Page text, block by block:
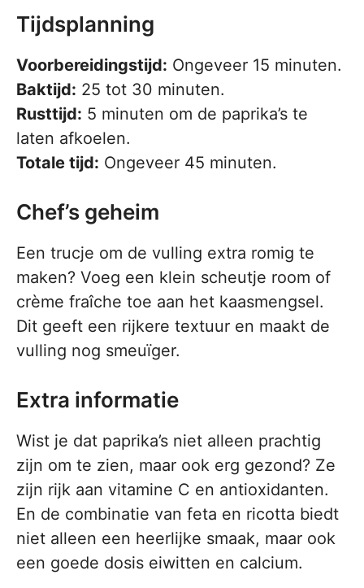
Tijdsplanning
Voorbereidingstijd: Ongeveer 15 minuten.
Baktijd: 25 tot 30 minuten.
Rusttijd: 5 minuten om de paprika’s te
laten afkoelen.
Totale tijd: Ongeveer 45 minuten.
Chef’s geheim
Een trucje om de vulling extra romig te
maken? Voeg een klein scheutje room of
crème fraîche toe aan het kaasmengsel.
Dit geeft een rijkere textuur en maakt de
vulling nog smeuïger.
Extra informatie
Wist je dat paprika’s niet alleen prachtig
zijn om te zien, maar ook erg gezond? Ze
zijn rijk aan vitamine C en antioxidanten.
En de combinatie van feta en ricotta biedt
niet alleen een heerlijke smaak, maar ook
een goede dosis eiwitten en calcium.